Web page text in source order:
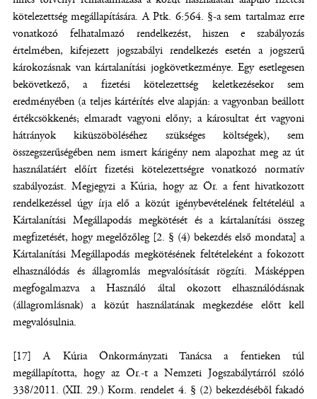
kötelezettség megállapítására. A Ptk. 6:564. §-a sem tartalmaz erre
vonatkozó felhatalmazó rendelkezést, hiszen e szabályozás
értelmében, kifejezett jogszabályi rendelkezés esetén a jogszerű
károkozásnak van kártalanítási jogkövetkezménye. Egy esetlegesen
bekövetkező, a fizetési kötelezettség keletkezésekor sem
eredményében (a teljes kártérítés elve alapján: a vagyonban beállott
értékcsökkenés; elmaradt vagyoni előny; a károsultat ért vagyoni
hátrányok kiküszöböléséhez szükséges költségek), sem
összegszerűségében nem ismert kárigény nem alapozhat meg az út
használatáért előírt fizetési kötelezettségre vonatkozó normatív
szabályozást. Megjegyzi a Kúria, hogy az Ör. a fent hivatkozott
rendelkezéssel úgy írja elő a közút igénybevételének feltételéül a
Kártalanítási Megállapodás megkötését és a kártalanítási összeg
megfizetését, hogy megelőzőleg [2. § (4) bekezdés első mondata] a
Kártalanítási Megállapodás megkötésének feltételeként a fokozott
elhasználódás és állagromlás megvalósítását rögzíti. Másképpen
megfogalmazva a Használó által okozott elhasználódásnak
(állagromlásnak) a közút használatának megkezdése előtt kell
megvalósulnia.
[17] A Kúria Önkormányzati Tanácsa a fentieken túl
megállapította, hogy az Ör.-t a Nemzeti Jogszabálytárról szóló
338/2011. (XII. 29.) Korm. rendelet 4. § (2) bekezdéséből fakadó